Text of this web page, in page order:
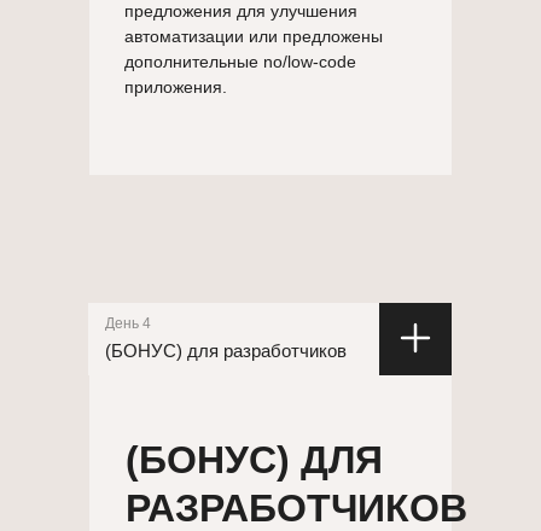
предложения для улучшения
автоматизации или предложены
дополнительные no/low-code
приложения.
(БОНУС) для разработчиков
День 4
(БОНУС) ДЛЯ
РАЗРАБОТЧИКОВ